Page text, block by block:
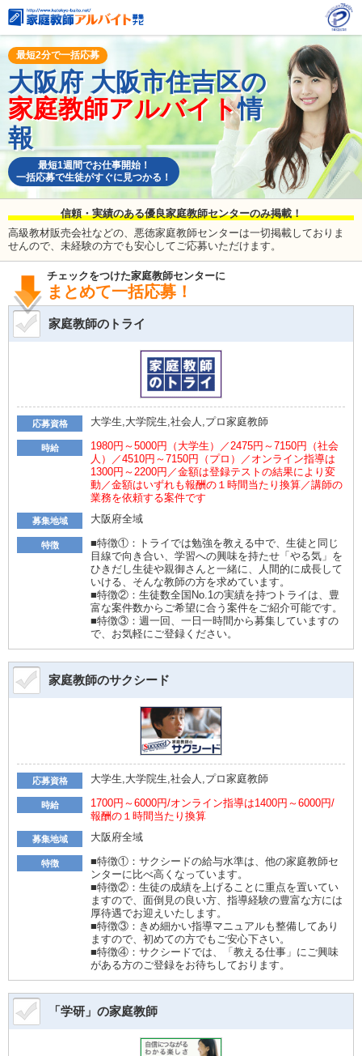
最短2分で一括応募
大阪府 大阪市住吉区の
家庭教師アルバイト情
報
最短1週間でお仕事開始！
一括応募で生徒がすぐに見つかる！
信頼・実績のある優良家庭教師センターのみ掲載！
高級教材販売会社などの、悪徳家庭教師センターは一切掲載しておりま
せんので、未経験の方でも安心してご応募いただけます。
チェックをつけた家庭教師センターに
まとめて一括応募！
家庭教師のトライ
応募資格 大学生,大学院生,社会人,プロ家庭教師
時給
1980円～5000円（大学生）／2475円～7150円（社会
人）／4510円～7150円（プロ）／オンライン指導は
1300円～2200円／金額は登録テストの結果により変
動／金額はいずれも報酬の１時間当たり換算／講師の
業務を依頼する案件です
募集地域 大阪府全域
特徴
■特徴①：トライでは勉強を教える中で、生徒と同じ
目線で向き合い、学習への興味を持たせ「やる気」を
ひきだし生徒や親御さんと一緒に、人間的に成長して
いける、そんな教師の方を求めています。
■特徴②：生徒数全国No.1の実績を持つトライは、豊
富な案件数からご希望に合う案件をご紹介可能です。
■特徴③：週一回、一日一時間から募集していますの
で、お気軽にご登録ください。
家庭教師のサクシード
応募資格 大学生,大学院生,社会人,プロ家庭教師
時給
1700円～6000円/オンライン指導は1400円～6000円/
報酬の１時間当たり換算
募集地域 大阪府全域
特徴
■特徴①：サクシードの給与水準は、他の家庭教師セ
ンターに比べ高くなっています。
■特徴②：生徒の成績を上げることに重点を置いてい
ますので、面倒見の良い方、指導経験の豊富な方には
厚待遇でお迎えいたします。
■特徴③：きめ細かい指導マニュアルも整備してあり
ますので、初めての方でもご安心下さい。
■特徴④：サクシードでは、「教える仕事」にご興味
がある方のご登録をお待ちしております。
「学研」の家庭教師